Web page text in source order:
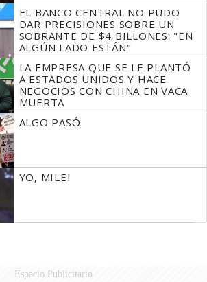
EL BANCO CENTRAL NO PUDO
DAR PRECISIONES SOBRE UN
SOBRANTE DE $4 BILLONES: "EN
ALGÚN LADO ESTÁN"
LA EMPRESA QUE SE LE PLANTÓ
A ESTADOS UNIDOS Y HACE
NEGOCIOS CON CHINA EN VACA
MUERTA
ALGO PASÓ
YO, MILEI
Espacio Publicitario